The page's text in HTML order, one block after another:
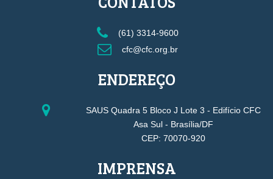
(61) 3314-9600
cfc@cfc.org.br
ENDEREÇO
SAUS Quadra 5 Bloco J Lote 3 - Edifício CFC
Asa Sul - Brasília/DF
CEP: 70070-920
IMPRENSA